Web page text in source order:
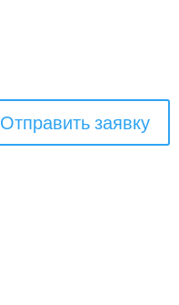
Отправить заявку